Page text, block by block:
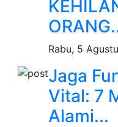
Rabu, 5
Jaga
Vital: 7
Alami...